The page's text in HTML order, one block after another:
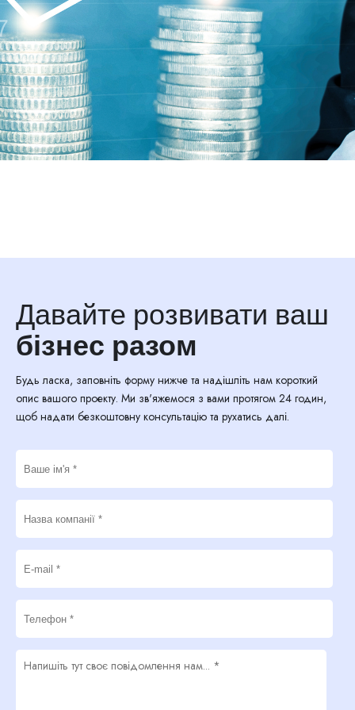
Давайте розвивати ваш
бізнес разом
Будь ласка, заповніть форму нижче та надішліть нам короткий
опис вашого проекту. Ми зв'яжемося з вами протягом 24 годин,
щоб надати безкоштовну консультацію та рухатись далі.